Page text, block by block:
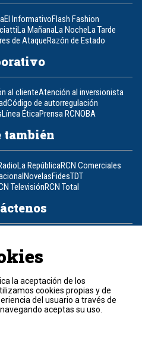
El InformativoFlash Fashion
La MañanaLa NocheLa Tarde
de AtaqueRazón de Estado
al clienteAtención al inversionista
Código de autorregulación
Línea ÉticaPrensa RCNOBA
La RepúblicaRCN Comerciales
NovelasFidesTDT
TelevisiónRCN Total
de cookies
condiciones
Medios.
reservados.
la aceptación de los
cookies propias y de
del usuario a través de
aceptas su uso.